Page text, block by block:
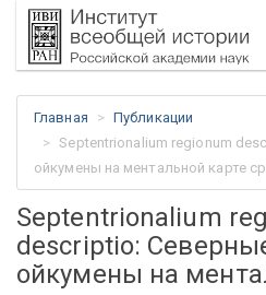
Главная
Публикации
Septentrionalium regionum
ойкумены на ментальной карте
Septentrionalium
descriptio:
ойкумены на